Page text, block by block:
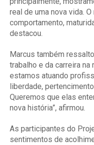
real de uma nova vida.
comportamento,
destacou.
Marcus também
trabalho e da carreira na
estamos atuando
liberdade,
Queremos que elas
nova história”, afirmou.
As participantes do
sentimentos de